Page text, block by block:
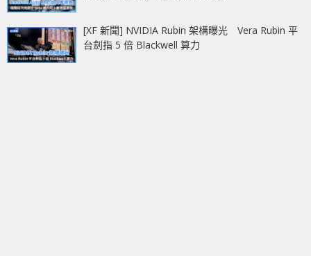
[XF 新聞] NVIDIA Rubin 架構曝光 Vera Rubin 平
台劍指 5 倍 Blackwell 算力